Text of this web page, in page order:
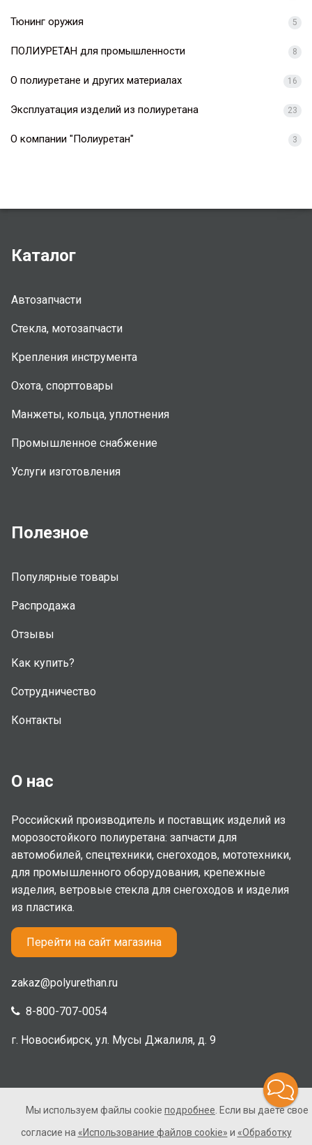
Тюнинг оружия 5
ПОЛИУРЕТАН для промышленности 8
О полиуретане и других материалах 16
Эксплуатация изделий из полиуретана 23
О компании "Полиуретан" 3
Каталог
Автозапчасти
Стекла, мотозапчасти
Крепления инструмента
Охота, спорттовары
Манжеты, кольца, уплотнения
Промышленное снабжение
Услуги изготовления
Полезное
Популярные товары
Распродажа
Отзывы
Как купить?
Сотрудничество
Контакты
О нас
Российский производитель и поставщик изделий из
морозостойкого полиуретана: запчасти для
автомобилей, спецтехники, снегоходов, мототехники,
для промышленного оборудования, крепежные
изделия, ветровые стекла для снегоходов и изделия
из пластика.
Перейти на сайт магазина
zakaz@polyurethan.ru
8-800-707-0054
г. Новосибирск, ул. Мусы Джалиля, д. 9
2005-2026 © Полиуретан. Все права защищены. Не
является публичной офертой.
Мы используем файлы cookie подробнее . Если вы даете свое
согласие на «Использование файлов cookie» и «Обработку